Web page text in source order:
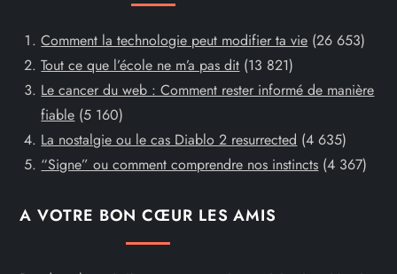
Comment la technologie peut modifier ta vie (26 653)
Tout ce que l’école ne m’a pas dit (13 821)
Le cancer du web : Comment rester informé de manière
fiable (5 160)
La nostalgie ou le cas Diablo 2 resurrected (4 635)
“Signe” ou comment comprendre nos instincts (4 367)
A VOTRE BON CŒUR LES AMIS